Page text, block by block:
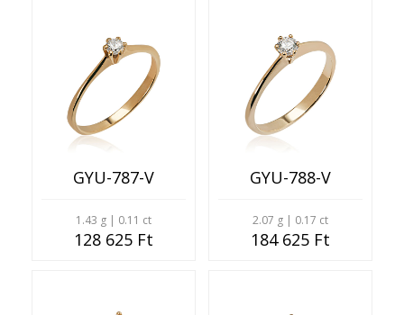
GYU-787-V
1.43 g | 0.11 ct
128 625 Ft
GYU-788-V
2.07 g | 0.17 ct
184 625 Ft